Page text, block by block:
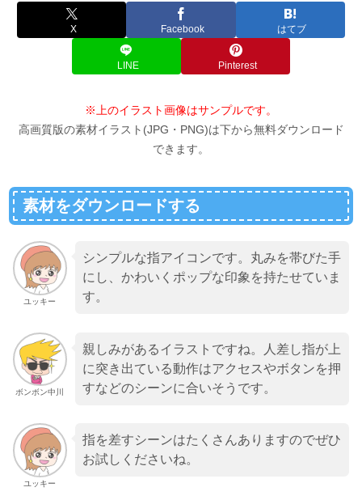
X Facebook はてブ
LINE Pinterest
※上のイラスト画像はサンプルです。
高画質版の素材イラスト(JPG・PNG)は下から無料ダウンロード
できます。
素材をダウンロードする
ユッキー
シンプルな指アイコンです。丸みを帯びた手
にし、かわいくポップな印象を持たせていま
す。
ボンボン中川
親しみがあるイラストですね。人差し指が上
に突き出ている動作はアクセスやボタンを押
すなどのシーンに合いそうです。
ユッキー
指を差すシーンはたくさんありますのでぜひ
お試しくださいね。